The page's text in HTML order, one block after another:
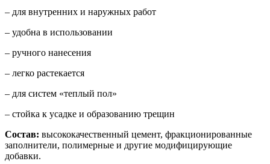
– для внутренних и наружных работ
– удобна в использовании
– ручного нанесения
– легко растекается
– для систем «теплый пол»
– стойка к усадке и образованию трещин
Состав: высококачественный цемент, фракционированные
заполнители, полимерные и другие модифицирующие
добавки.